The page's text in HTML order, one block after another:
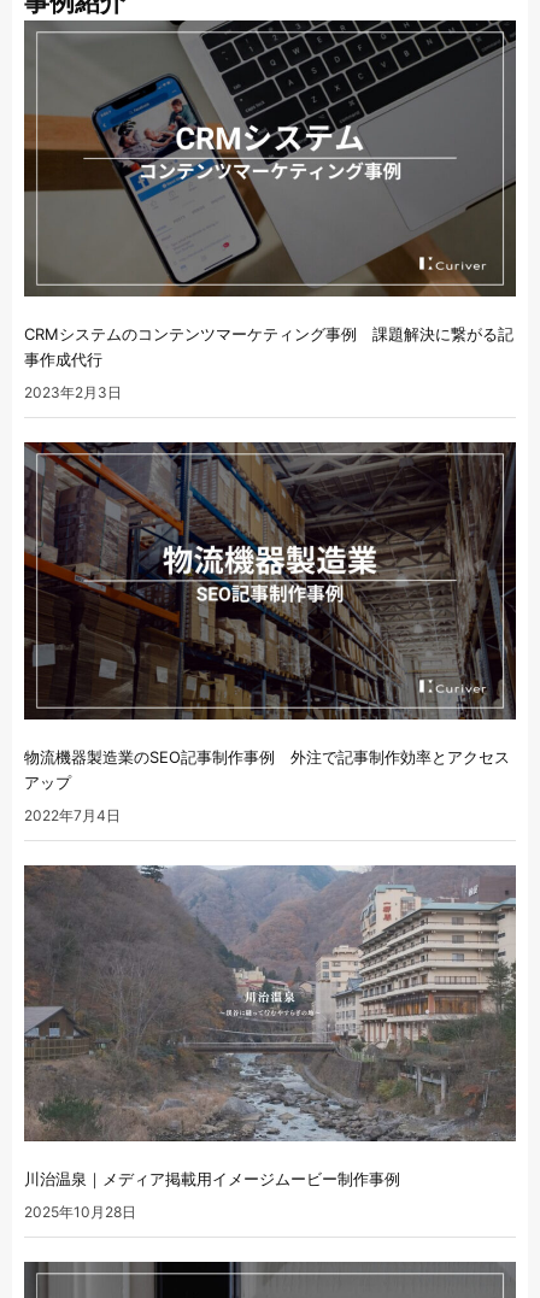
CRMシステムのコンテンツマーケティング事例 課題解決に繋がる記
事作成代行
2023年2月3日
物流機器製造業のSEO記事制作事例 外注で記事制作効率とアクセス
アップ
2022年7月4日
川治温泉｜メディア掲載用イメージムービー制作事例
2025年10月28日